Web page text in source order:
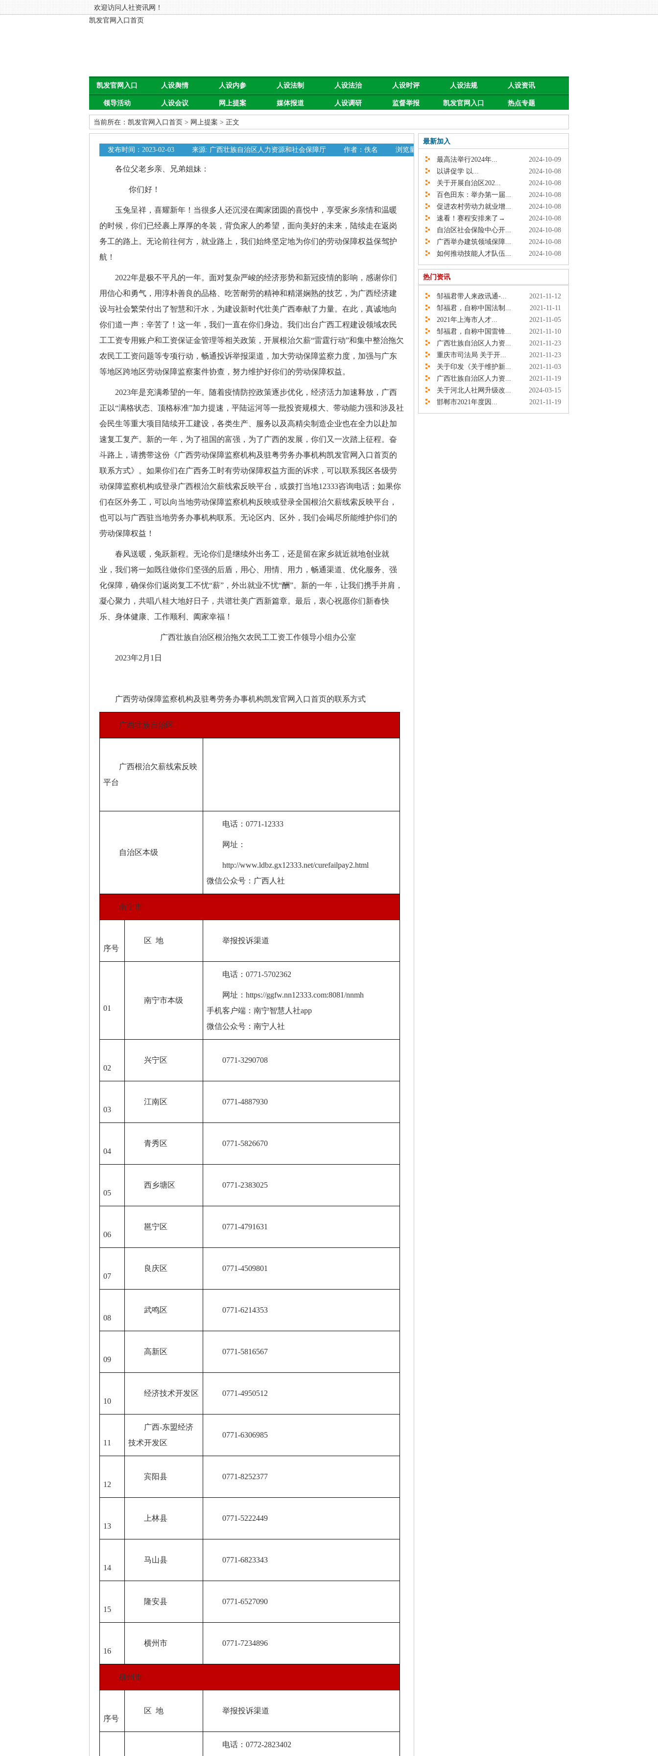
欢迎访问人社资讯网！
凯发官网入口首页
凯发官网入口
首页
人设舆情 人设内参 人设法制 人设法治 人设时评 人设法规 人设资讯
领导活动 人设会议 网上提案 媒体报道 人设调研 监督举报 凯发官网入口 热点专题
当前所在： 凯发官网入口首页 > 网上提案 > 正文
发布时间：2023-02-03 来源: 广西壮族自治区人力资源和社会保障厅 作者：佚名
浏览量：
各位父老乡亲、兄弟姐妹：
你们好！
玉兔呈祥，喜耀新年！当很多人还沉浸在阖家团圆的喜悦中，享受家乡亲情和温暖
的时候，你们已经裹上厚厚的冬装，背负家人的希望，面向美好的未来，陆续走在返岗
务工的路上。无论前往何方，就业路上，我们始终坚定地为你们的劳动保障权益保驾护
航！
2022年是极不平凡的一年。面对复杂严峻的经济形势和新冠疫情的影响，感谢你们
用信心和勇气，用淳朴善良的品格、吃苦耐劳的精神和精湛娴熟的技艺，为广西经济建
设与社会繁荣付出了智慧和汗水，为建设新时代壮美广西奉献了力量。在此，真诚地向
你们道一声：辛苦了！这一年，我们一直在你们身边。我们出台广西工程建设领域农民
工工资专用账户和工资保证金管理等相关政策，开展根治欠薪“雷霆行动”和集中整治拖欠
农民工工资问题等专项行动，畅通投诉举报渠道，加大劳动保障监察力度，加强与广东
等地区跨地区劳动保障监察案件协查，努力维护好你们的劳动保障权益。
2023年是充满希望的一年。随着疫情防控政策逐步优化，经济活力加速释放，广西
正以“满格状态、顶格标准”加力提速，平陆运河等一批投资规模大、带动能力强和涉及社
会民生等重大项目陆续开工建设，各类生产、服务以及高精尖制造企业也在全力以赴加
速复工复产。新的一年，为了祖国的富强，为了广西的发展，你们又一次踏上征程。奋
斗路上，请携带这份《广西劳动保障监察机构及驻粤劳务办事机构凯发官网入口首页的
联系方式》。如果你们在广西务工时有劳动保障权益方面的诉求，可以联系我区各级劳
动保障监察机构或登录广西根治欠薪线索反映平台，或拨打当地12333咨询电话；如果你
们在区外务工，可以向当地劳动保障监察机构反映或登录全国根治欠薪线索反映平台，
也可以与广西驻当地劳务办事机构联系。无论区内、区外，我们会竭尽所能维护你们的
劳动保障权益！
春风送暖，兔跃新程。无论你们是继续外出务工，还是留在家乡就近就地创业就
业，我们将一如既往做你们坚强的后盾，用心、用情、用力，畅通渠道、优化服务、强
化保障，确保你们返岗复工不忧“薪”，外出就业不忧“酬”。新的一年，让我们携手并肩，
凝心聚力，共唱八桂大地好日子，共谱壮美广西新篇章。最后，衷心祝愿你们新春快
乐、身体健康、工作顺利、阖家幸福！
广西壮族自治区根治拖欠农民工工资工作领导小组办公室
2023年2月1日
广西劳动保障监察机构及驻粤劳务办事机构凯发官网入口首页的联系方式
广西壮族自治区
广西根治欠薪线索反映
平台
自治区本级
电话：0771-12333
网址：
http://www.ldbz.gx12333.net/curefailpay2.html
微信公众号：广西人社
南宁市
序号
区 地 举报投诉渠道
01
南宁市本级
电话：0771-5702362
网址：https://ggfw.nn12333.com:8081/nnmh
手机客户端：南宁智慧人社app
微信公众号：南宁人社
02
兴宁区 0771-3290708
03
江南区 0771-4887930
04
青秀区 0771-5826670
05
西乡塘区 0771-2383025
06
邕宁区 0771-4791631
07
良庆区 0771-4509801
08
武鸣区 0771-6214353
09
高新区 0771-5816567
10
经济技术开发区 0771-4950512
11
广西-东盟经济
技术开发区
0771-6306985
12
宾阳县 0771-8252377
13
上林县 0771-5222449
14
马山县 0771-6823343
15
隆安县 0771-6527090
16
横州市 0771-7234896
柳州市
序号
区 地 举报投诉渠道
电话：0772-2823402
最新加入
最高法举行2024年...
2024-10-09
以讲促学 以...
2024-10-08
关于开展自治区202...
2024-10-08
百色田东：举办第一届...
2024-10-08
促进农村劳动力就业增...
2024-10-08
速看！赛程安排来了→
2024-10-08
自治区社会保险中心开...
2024-10-08
广西举办建筑领域保障...
2024-10-08
如何推动技能人才队伍...
2024-10-08
热门资讯
邹福君带人来政讯通-...
2021-11-12
邹福君，自称中国法制...
2021-11-11
2021年上海市人才...
2021-11-05
邹福君，自称中国雷锋...
2021-11-10
广西壮族自治区人力资...
2021-11-23
重庆市司法局 关于开...
2021-11-23
关于印发《关于维护新...
2021-11-03
广西壮族自治区人力资...
2021-11-19
关于河北人社网升级改...
2024-03-15
邯郸市2021年度因...
2021-11-19